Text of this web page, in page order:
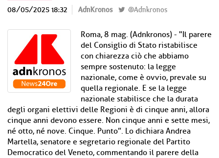
08/05/2025 18:32 AdnKronos @Adnkronos
Roma, 8 mag. (Adnkronos) - "Il parere
del Consiglio di Stato ristabilisce
con chiarezza ciò che abbiamo
sempre sostenuto: la legge
nazionale, come è ovvio, prevale su
quella regionale. E se la legge
nazionale stabilisce che la durata
degli organi elettivi delle Regioni è di cinque anni, allora
cinque anni devono essere. Non cinque anni e sette mesi,
né otto, né nove. Cinque. Punto”. Lo dichiara Andrea
Martella, senatore e segretario regionale del Partito
Democratico del Veneto, commentando il parere della